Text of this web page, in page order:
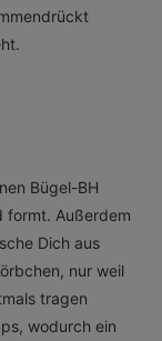
Bügel-BH
formt. Außerdem
Dich aus
nur weil
tragen
wodurch ein